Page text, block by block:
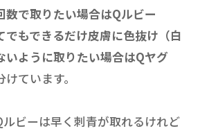
数で取りたい場合はQルビー
でもできるだけ皮膚に色抜け（白
いように取りたい場合はQヤグ
ています。
ビーは早く刺青が取れるけれど